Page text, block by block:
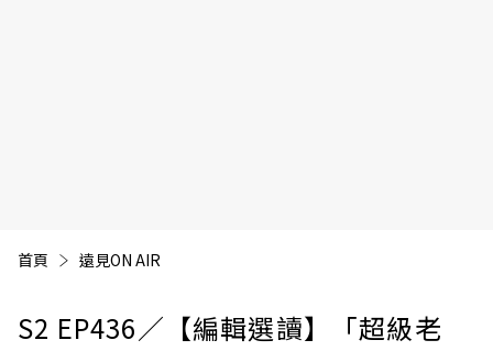
首頁 遠見ON AIR
S2 EP436／【編輯選讀】「超級老